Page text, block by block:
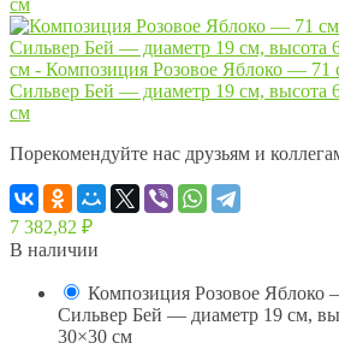
Порекомендуйте нас друзьям и
7 382,82 ₽
В наличии
Композиция Розовое
Сильвер Бей — диаметр 19 см,
30×30 см